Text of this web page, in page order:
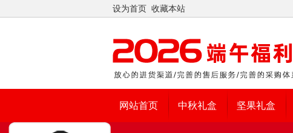
设为首页 收藏本站
网站首页 中秋礼盒 坚果礼盒